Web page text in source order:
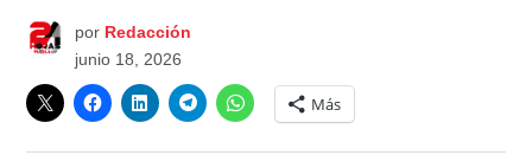
por Redacción
junio 18, 2026
Más